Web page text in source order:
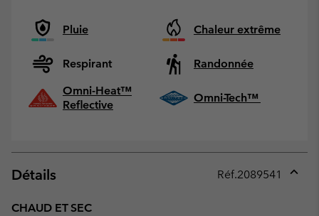
Pluie Chaleur extrême
Respirant
Randonnée
Omni-Heat™
Reflective
Omni-Tech™
Détails Réf.2089541
CHAUD ET SEC